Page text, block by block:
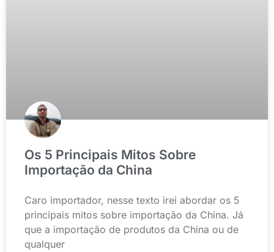
Os 5 Principais Mitos Sobre
Importação da China
Caro importador, nesse texto irei abordar os 5
principais mitos sobre importação da China. Já
que a importação de produtos da China ou de
qualquer